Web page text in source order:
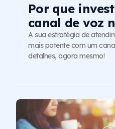
Por que
canal de voz
A sua estratégia de
mais potente com um
detalhes, agora mesmo!